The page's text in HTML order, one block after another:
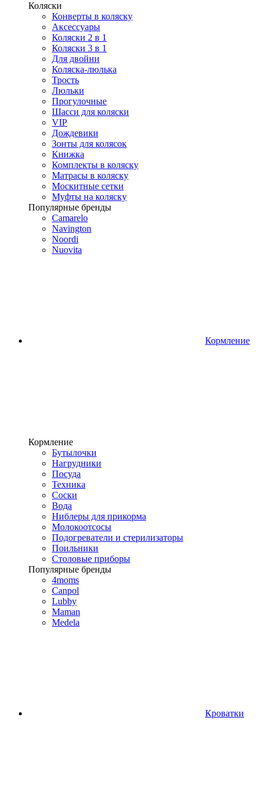
Коляски
Конверты в коляску
Аксессуары
Коляски 2 в 1
Коляски 3 в 1
Для двойни
Коляска-люлька
Трость
Люльки
Прогулочные
Шасси для коляски
VIP
Дождевики
Зонты для колясок
Книжка
Комплекты в коляску
Матрасы в коляску
Москитные сетки
Муфты на коляску
Популярные бренды
Camarelo
Navington
Noordi
Nuovita
Кормление
Кормление
Бутылочки
Нагрудники
Посуда
Техника
Соски
Вода
Ниблеры для прикорма
Молокоотсосы
Подогреватели и стерилизаторы
Поильники
Столовые приборы
Популярные бренды
4moms
Canpol
Lubby
Maman
Medela
Кроватки